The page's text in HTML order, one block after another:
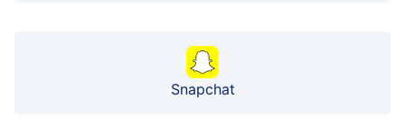
Snapchat